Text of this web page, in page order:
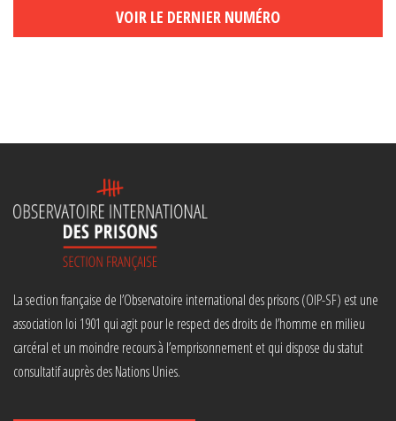
VOIR LE DERNIER NUMÉRO
La section française de l’Observatoire international des prisons (OIP-SF) est une
association loi 1901 qui agit pour le respect des droits de l’homme en milieu
carcéral et un moindre recours à l’emprisonnement et qui dispose du statut
consultatif auprès des Nations Unies.